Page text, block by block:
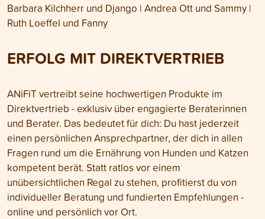
Barbara Kilchherr und Django | Andrea Ott und Sammy |
Ruth Loeffel und Fanny
ERFOLG MIT DIREKTVERTRIEB
ANiFiT vertreibt seine hochwertigen Produkte im
Direktvertrieb - exklusiv über engagierte Beraterinnen
und Berater. Das bedeutet für dich: Du hast jederzeit
einen persönlichen Ansprechpartner, der dich in allen
Fragen rund um die Ernährung von Hunden und Katzen
kompetent berät. Statt ratlos vor einem
unübersichtlichen Regal zu stehen, profitierst du von
individueller Beratung und fundierten Empfehlungen -
online und persönlich vor Ort.